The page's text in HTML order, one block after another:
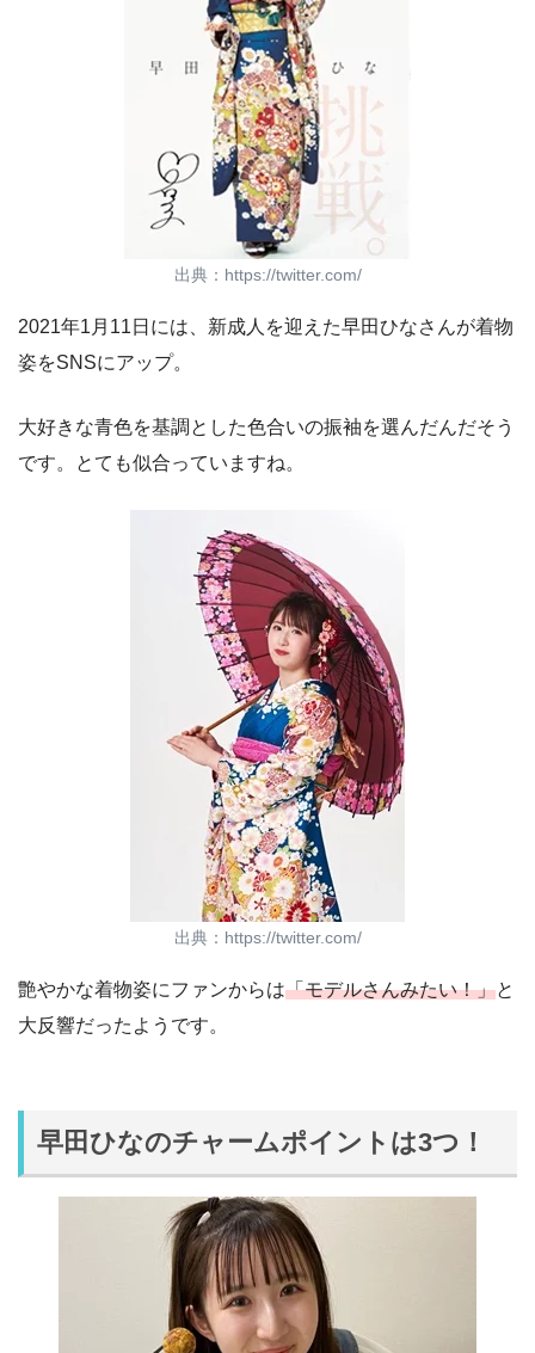
出典：https://twitter.com/
2021年1月11日には、新成人を迎えた早田ひなさんが着物
姿をSNSにアップ。
大好きな青色を基調とした色合いの振袖を選んだんだそう
です。とても似合っていますね。
出典：https://twitter.com/
艶やかな着物姿にファンからは「モデルさんみたい！」と
大反響だったようです。
早田ひなのチャームポイントは3つ！